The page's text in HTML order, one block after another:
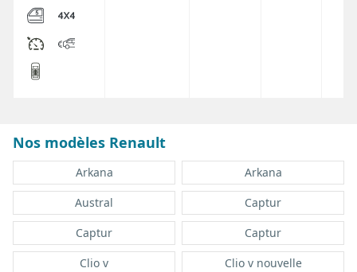
Nos modèles Renault
Arkana
Arkana
Austral
Captur
Captur
Captur
Clio v
Clio v nouvelle